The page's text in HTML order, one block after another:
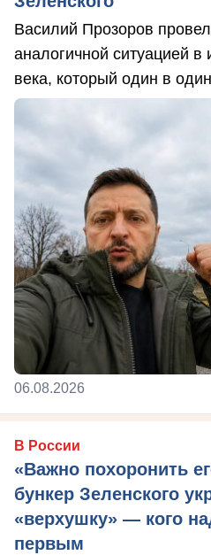
Василий Прозоров
аналогичной ситуацией в
века, который один в
06.08.2026
В России
«Важно похоронить
бункер Зеленского
«верхушку» — кого
первым